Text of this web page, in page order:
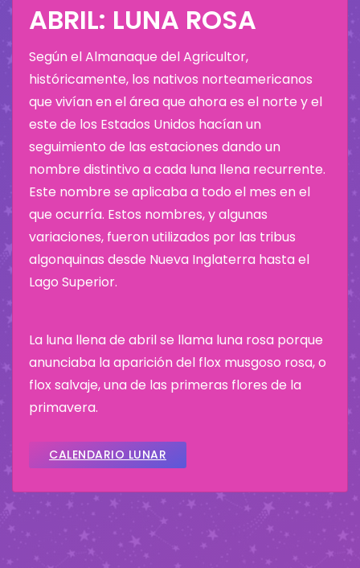
ABRIL: LUNA ROSA
Según el Almanaque del Agricultor,
históricamente, los nativos norteamericanos
que vivían en el área que ahora es el norte y el
este de los Estados Unidos hacían un
seguimiento de las estaciones dando un
nombre distintivo a cada luna llena recurrente.
Este nombre se aplicaba a todo el mes en el
que ocurría. Estos nombres, y algunas
variaciones, fueron utilizados por las tribus
algonquinas desde Nueva Inglaterra hasta el
Lago Superior.
La luna llena de abril se llama luna rosa porque
anunciaba la aparición del flox musgoso rosa, o
flox salvaje, una de las primeras flores de la
primavera.
CALENDARIO LUNAR